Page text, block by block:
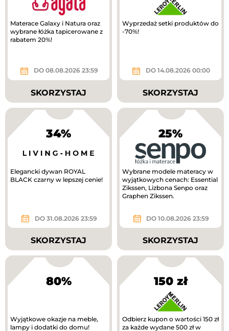
Materace Galaxy i Natura oraz
wybrane łóżka tapicerowane z
rabatem 20%!
DO 08.08.2026 23:59
SKORZYSTAJ
Wyprzedaż setki produktów do
-70%!
DO 14.08.2026 00:00
SKORZYSTAJ
34%
Elegancki dywan ROYAL
BLACK czarny w lepszej cenie!
DO 31.08.2026 23:59
SKORZYSTAJ
25%
Wybrane modele materacy w
wyjątkowych cenach: Essential
Zikssen, Lizbona Senpo oraz
Graphen Zikssen.
DO 10.08.2026 23:59
SKORZYSTAJ
80%
Wyjątkowe okazje na meble,
lampy i dodatki do domu!
150 zł
Odbierz kupon o wartości 150 zł
za każde wydane 500 zł w